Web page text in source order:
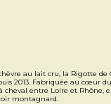
au lait cru, la Rigotte de
2013. Fabriquée au cœur
cheval entre Loire et Rhône,
montagnard.